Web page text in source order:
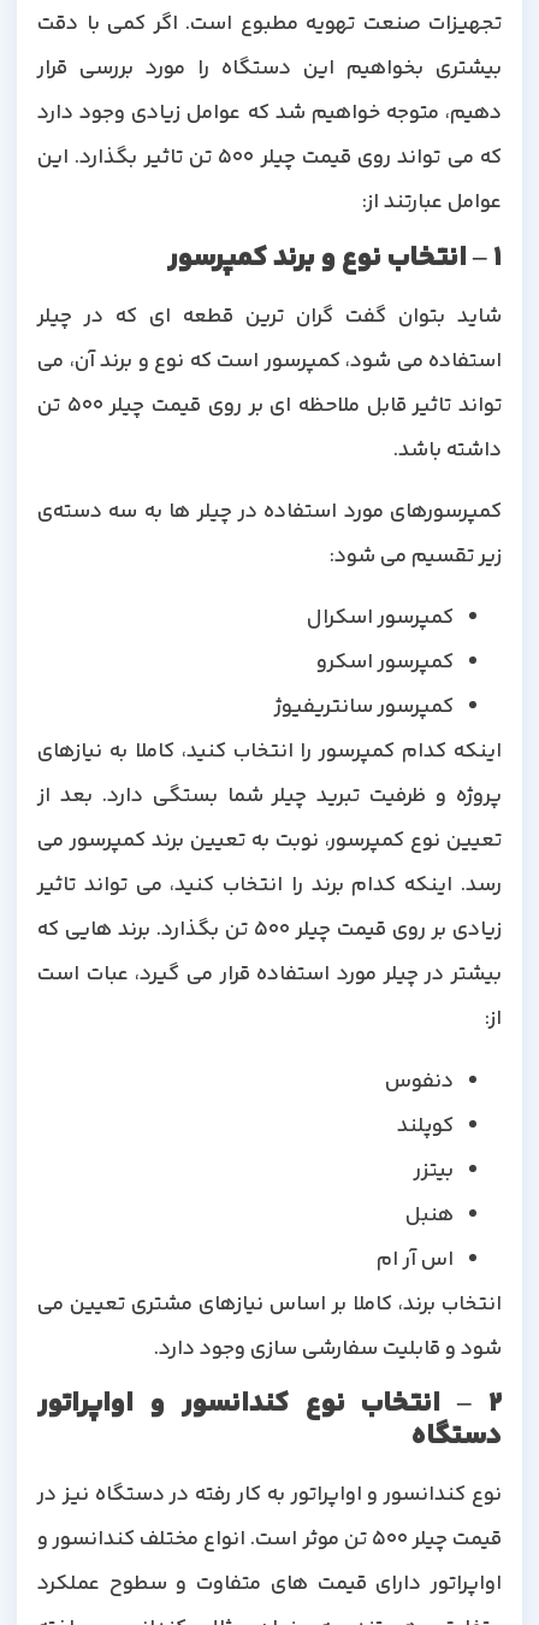
تجهیزات صنعت تهویه مطبوع است. اگر کمی با دقت
بیشتری بخواهیم این دستگاه را مورد بررسی قرار
دهیم، متوجه خواهیم شد که عوامل زیادی وجود دارد
که می تواند روی قیمت چیلر 500 تن تاثیر بگذارد. این
عوامل عبارتند از:
1 – انتخاب نوع و برند کمپرسور
شاید بتوان گفت گران ترین قطعه ای که در چیلر
استفاده می شود، کمپرسور است که نوع و برند آن، می
تواند تاثیر قابل ملاحظه ای بر روی قیمت چیلر 500 تن
داشته باشد.
کمپرسورهای مورد استفاده در چیلر ها به سه دسته‌ی
زیر تقسیم می شود:
کمپرسور اسکرال
کمپرسور اسکرو
کمپرسور سانتریفیوژ
اینکه کدام کمپرسور را انتخاب کنید، کاملا به نیازهای
پروژه و ظرفیت تبرید چیلر شما بستگی دارد. بعد از
تعیین نوع کمپرسور، نوبت به تعیین برند کمپرسور می
رسد. اینکه کدام برند را انتخاب کنید، می تواند تاثیر
زیادی بر روی قیمت چیلر 500 تن بگذارد. برند هایی که
بیشتر در چیلر مورد استفاده قرار می گیرد، عبات است
از:
دنفوس
کوپلند
بیتزر
هنبل
اس آر ام
انتخاب برند، کاملا بر اساس نیازهای مشتری تعیین می
شود و قابلیت سفارشی سازی وجود دارد.
2 – انتخاب نوع کندانسور و اواپراتور
دستگاه
نوع کندانسور و اواپراتور به کار رفته در دستگاه نیز در
قیمت چیلر 500 تن موثر است. انواع مختلف کندانسور و
اواپراتور دارای قیمت های متفاوت و سطوح عملکرد